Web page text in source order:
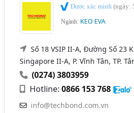
Được xác minh(ngày:
Ngành: KEO EVA
Số 18 VSIP II-A, Đường Số 23
Singapore II-A, P. Vĩnh Tân, TP.
(0274) 3803959
Hotline:0866 153 768
info@techbond.com.vn